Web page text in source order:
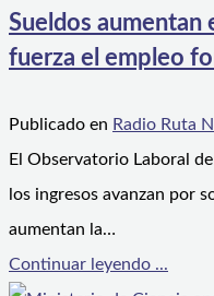
Sueldos aumentan
fuerza el empleo
Publicado en Radio Ruta
El Observatorio Laboral
los ingresos avanzan por
aumentan la…
Continuar leyendo ...